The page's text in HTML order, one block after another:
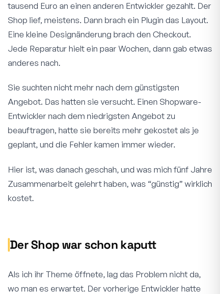
tausend Euro an einen anderen Entwickler gezahlt. Der
Shop lief, meistens. Dann brach ein Plugin das Layout.
Eine kleine Designänderung brach den Checkout.
Jede Reparatur hielt ein paar Wochen, dann gab etwas
anderes nach.
Sie suchten nicht mehr nach dem günstigsten
Angebot. Das hatten sie versucht. Einen Shopware-
Entwickler nach dem niedrigsten Angebot zu
beauftragen, hatte sie bereits mehr gekostet als je
geplant, und die Fehler kamen immer wieder.
Hier ist, was danach geschah, und was mich fünf Jahre
Zusammenarbeit gelehrt haben, was “günstig” wirklich
kostet.
Der Shop war schon kaputt
Als ich ihr Theme öffnete, lag das Problem nicht da,
wo man es erwartet. Der vorherige Entwickler hatte